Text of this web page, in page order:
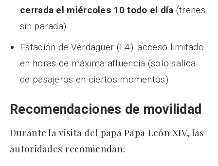
cerrada el miércoles 10 todo el día (trenes
sin parada)
Estación de Verdaguer (L4): acceso limitado
en horas de máxima afluencia (solo salida
de pasajeros en ciertos momentos)
Recomendaciones de movilidad
Durante la visita del papa Papa León XIV, las
autoridades recomiendan: